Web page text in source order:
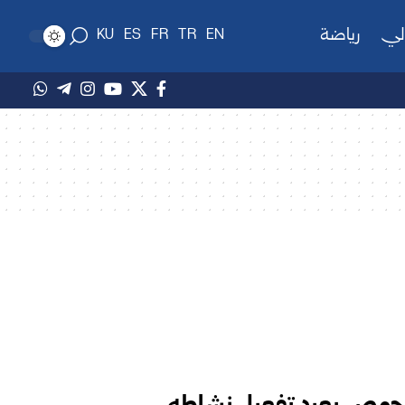
رياضة EN
TR
FR
ES
KU